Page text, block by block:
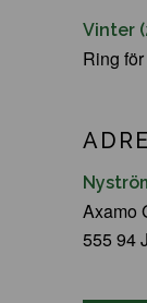
Vinter
Ring
Axamo
555 94